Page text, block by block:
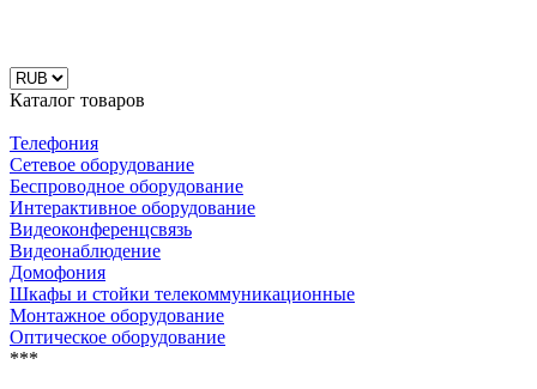
Каталог товаров
Телефония
Сетевое оборудование
Беспроводное оборудование
Интерактивное оборудование
Видеоконференцсвязь
Видеонаблюдение
Домофония
Шкафы и стойки телекоммуникационные
Монтажное оборудование
Оптическое оборудование
***